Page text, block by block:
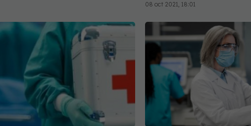
08 oct 2021, 18:01